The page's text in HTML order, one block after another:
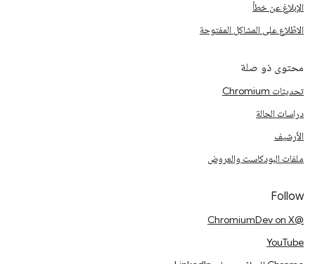
الإبلاغ عن خطأ
الاطّلاع على المشاكل المفتوحة
محتوى ذو صلة
تحديثات Chromium
دراسات الحالة
الأرشيف
ملفات البودكاست والعروض
Follow
@ChromiumDev on X
YouTube